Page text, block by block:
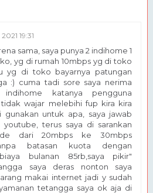
19:31
sama, saya punya 2 indihome 1
yg di rumah 10mbps yg di toko
yg di toko bayarnya patungan
:) cuma tadi sore saya nerima
katanya pengguna
wajar melebihi fup kira kira
gunakan untuk apa, saya jawab
terus saya di sarankan
dari 20mbps ke 30mbps
batasan kuota dengan
bulanan 85rb,saya pikir"
saya deras nonton saya
makai internet jadi y sudah
tetangga saya ok aja di